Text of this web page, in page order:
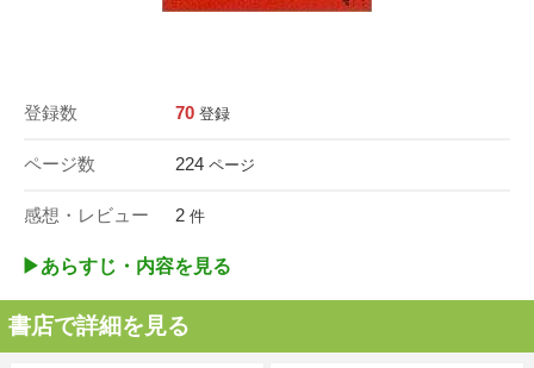
登録数 70 登録
ページ数 224 ページ
感想・レビュー 2 件
▶︎あらすじ・内容を見る
書店で詳細を見る